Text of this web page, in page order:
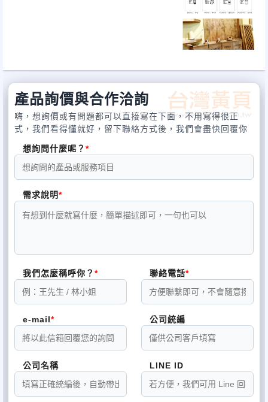
產品詢價與合作洽詢
嗨，想詢價或有問題都可以直接寫在下面，不用寫得很正
式，我們看得懂就好，留下聯絡方式後，我們會盡快回覆你
想詢問什麼呢？
需求說明
我們怎麼稱呼你？ 聯絡電話
e-mail 公司統編
公司名稱 LINE ID